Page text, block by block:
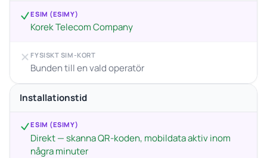
ESIM (ESIMY)
Korek Telecom Company
FYSISKT SIM-KORT
Bunden till en vald operatör
Installationstid
ESIM (ESIMY)
Direkt — skanna QR-koden, mobildata aktiv inom
några minuter